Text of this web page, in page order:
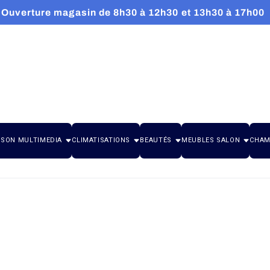
Ouverture magasin de 8h30 à 12h30 et 13h30 à 17h00
MULTIMEDIA CLIMATISATIONS BEAUTÉS MEUBLES SALON